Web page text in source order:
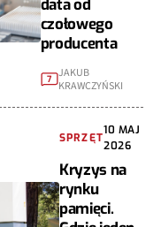
data od
czołowego
producenta
7 JAKUB
KRAWCZYŃSKI
SPRZĘT
10 MAJ
2026
Kryzys na
rynku
pamięci.